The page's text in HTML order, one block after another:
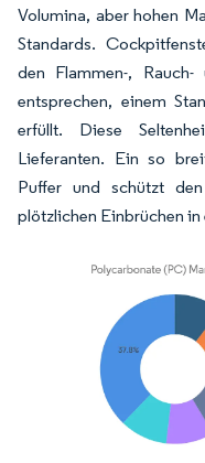
Volumina, aber hohen
Standards.
den Flammen-,
entsprechen, einem
erfüllt. Diese
Lieferanten. Ein so
Puffer und schützt
plötzlichen Einbrüchen in